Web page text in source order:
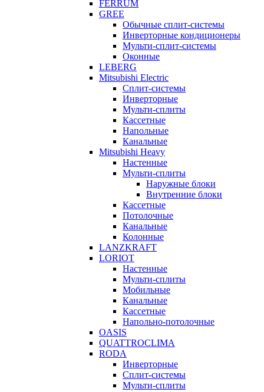
FERRUM
GREE
Обычные сплит-системы
Инверторные кондиционеры
Мульти-сплит-системы
Оконные
LEBERG
Mitsubishi Electric
Cплит-системы
Инверторные
Мульти-сплиты
Кассетные
Напольные
Канальные
Mitsubishi Heavy
Настенные
Мульти-сплиты
Наружные блоки
Внутренние блоки
Кассетные
Потолочные
Канальные
Колонные
LANZKRAFT
LORIOT
Настенные
Мульти-сплиты
Мобильные
Канальные
Кассетные
Напольно-потолочные
OASIS
QUATTROCLIMA
RODA
Инверторные
Сплит-системы
Мульти-сплиты